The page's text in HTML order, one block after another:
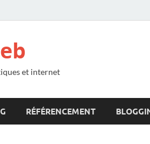
et internet
RÉFÉRENCEMENT